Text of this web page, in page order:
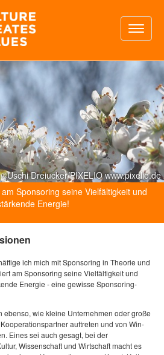
Dreiucker/PIXELIO www.pixelio.de
Sponsoring seine Vielfältigkeit und
Energie!
ich mich mit Sponsoring in Theorie und
am Sponsoring seine Vielfältigkeit und
Energie - eine gewisse Sponsoring-
ebenso, wie kleine Unternehmen oder große
auftreten und von Win-
Eines sei auch gesagt, bei der
Wissenschaft und Wirtschaft macht es